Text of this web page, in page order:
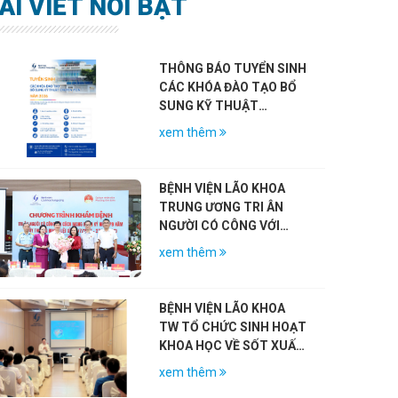
VIẾT NỔI BẬT
THÔNG BÁO TUYỂN SINH
CÁC KHÓA ĐÀO TẠO BỔ
SUNG KỸ THUẬT
CHUYÊN MÔN KHÁM
xem thêm
BỆNH VIỆN LÃO KHOA
TRUNG ƯƠNG TRI ÂN
NGƯỜI CÓ CÔNG VỚI
CÁCH MẠNG NHÂN KỶ
(27/7/1947 – 27/7/2026)
xem thêm
BỆNH VIỆN LÃO KHOA
TW TỔ CHỨC SINH HOẠT
KHOA HỌC VỀ SỐT XUẤT
HUYẾT DENGUE VÀ VAI
xem thêm